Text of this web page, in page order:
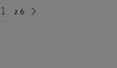
z 6